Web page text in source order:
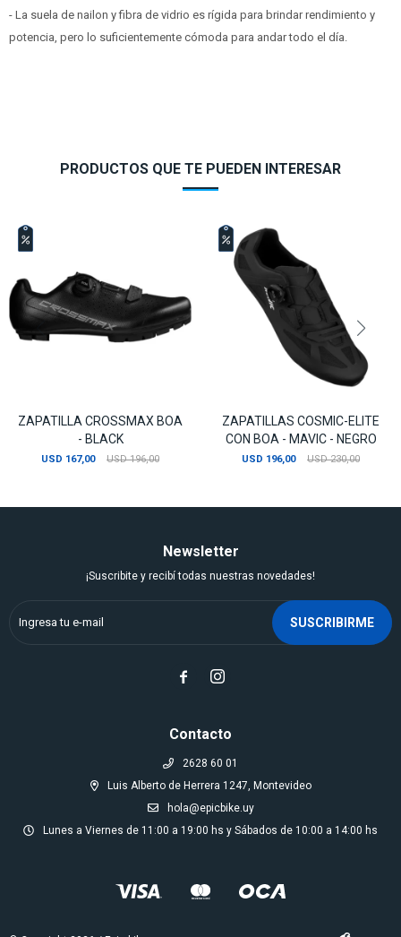
- La suela de nailon y fibra de vidrio es rígida para brindar rendimiento y
potencia, pero lo suficientemente cómoda para andar todo el día.
PRODUCTOS QUE TE PUEDEN INTERESAR
ZAPATILLA CROSSMAX BOA
- BLACK
USD 167,00 USD 196,00
ZAPATILLAS COSMIC-ELITE
CON BOA - MAVIC - NEGRO
USD 196,00 USD 230,00
Contacto
2628 60 01
Luis Alberto de Herrera 1247, Montevideo
hola@epicbike.uy
Lunes a Viernes de 11:00 a 19:00 hs y Sábados de 10:00 a 14:00 hs
Newsletter
¡Suscribite y recibí todas nuestras novedades!
SUSCRIBIRME
 